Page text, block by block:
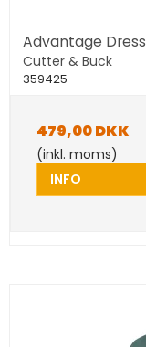
Advantage Dress
Cutter & Buck
359425
479,00 DKK
(inkl. moms)
INFO